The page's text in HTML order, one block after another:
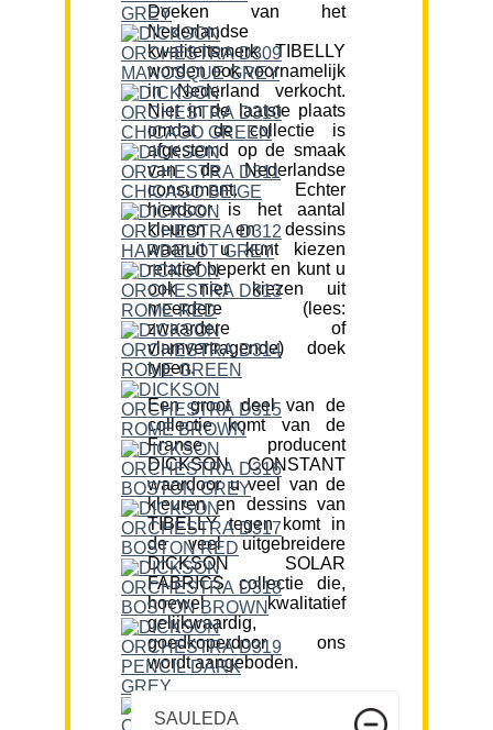
Doeken van het
Nederlandse
kwaliteitsmerk TIBELLY
worden ook voornamelijk
in Nederland verkocht.
Niet in de laatste plaats
omdat de collectie is
afgestemd op de smaak
van de Nederlandse
consument. Echter
hierdoor is het aantal
kleuren en dessins
waaruit u kunt kiezen
relatief beperkt en kunt u
ook niet kiezen uit
meerdere (lees:
zwaardere of
vlamvertragende) doek
typen.
Een groot deel van de
collectie komt van de
Franse producent
DICKSON CONSTANT
waardoor u veel van de
kleuren en dessins van
TIBELLY tegen komt in
de veel uitgebreidere
DICKSON SOLAR
FABRICS collectie die,
hoewel kwalitatief
gelijkwaardig,
goedkoperdoor ons
wordt aangeboden.
SAULEDA